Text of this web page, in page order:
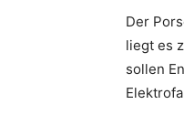
Der
liegt es
sollen